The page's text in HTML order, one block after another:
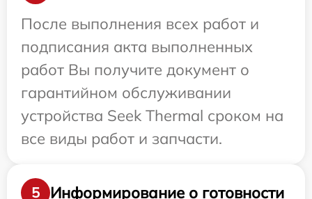
После выполнения всех работ и
подписания акта выполненных
работ Вы получите документ о
гарантийном обслуживании
устройства Seek Thermal сроком на
все виды работ и запчасти.
5
Информирование о готовности